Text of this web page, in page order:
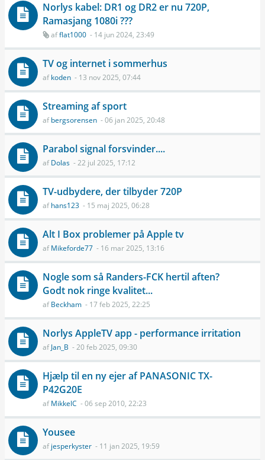
Norlys kabel: DR1 og DR2 er nu 720P,
Ramasjang 1080i ???
afflat1000 - 14 jun 2024, 23:49
TV og internet i sommerhus
afkoden - 13 nov 2025, 07:44
Streaming af sport
afbergsorensen - 06 jan 2025, 20:48
Parabol signal forsvinder....
afDolas - 22 jul 2025, 17:12
TV-udbydere, der tilbyder 720P
afhans123 - 15 maj 2025, 06:28
Alt I Box problemer på Apple tv
afMikeforde77 - 16 mar 2025, 13:16
Nogle som så Randers-FCK hertil aften?
Godt nok ringe kvalitet...
afBeckham - 17 feb 2025, 22:25
Norlys AppleTV app - performance irritation
afJan_B - 20 feb 2025, 09:30
Hjælp til en ny ejer af PANASONIC TX-
P42G20E
afMikkelC - 06 sep 2010, 22:23
Yousee
afjesperkyster - 11 jan 2025, 19:59